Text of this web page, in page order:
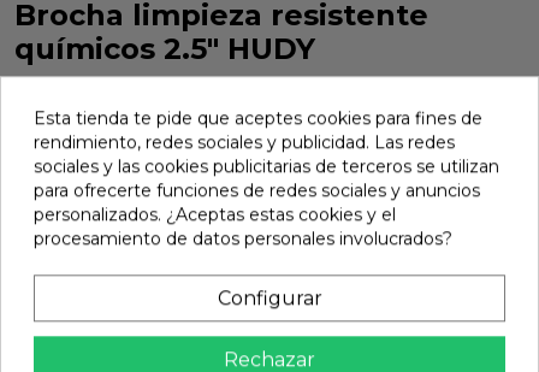
Brocha limpieza resistente
químicos 2.5" HUDY
107839.
Marca: Hudy Ref:
20,69 €
Añadir
En stock
Esta tienda te pide que aceptes cookies para fines de
rendimiento, redes sociales y publicidad. Las redes
sociales y las cookies publicitarias de terceros se utilizan
para ofrecerte funciones de redes sociales y anuncios
personalizados. ¿Aceptas estas cookies y el
procesamiento de datos personales involucrados?
Configurar
Rechazar